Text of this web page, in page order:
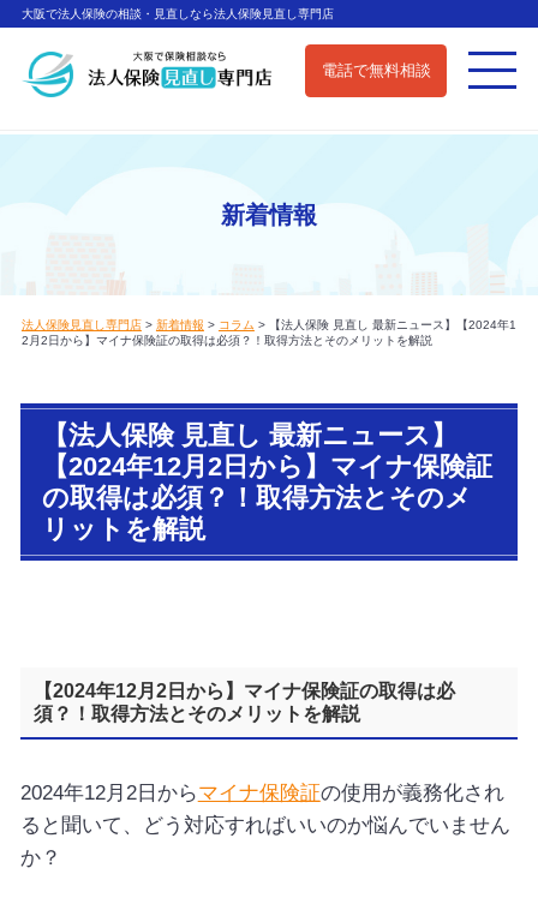
大阪で法人保険の相談・見直しなら法人保険見直し専門店
電話で無料相談
新着情報
法人保険見直し専門店> 新着情報 > コラム >
【法人保険 見直し 最新ニュース】【2024年1
2月2日から】マイナ保険証の取得は必須？！取得方法とそのメリットを解説
【法人保険 見直し 最新ニュース】
【2024年12月2日から】マイナ保険証
の取得は必須？！取得方法とそのメ
リットを解説
【2024年12月2日から】マイナ保険証の取得は必
須？！取得方法とそのメリットを解説
2024年12月2日からマイナ保険証の使用が義務化され
ると聞いて、どう対応すればいいのか悩んでいません
か？